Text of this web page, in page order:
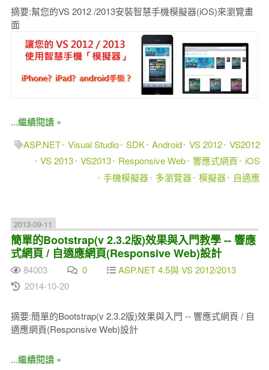
摘要:幫您的VS 2012 /2013安裝智慧手機模擬器(iOS)來瀏覽畫
面
...繼續閱讀 »
ASP.NET Visual Studio SDK Android VS 2012 VS2012
VS 2013 VS2013 Responsive Web 響應式網頁
iOS
手機模擬器
多瀏覽器 模擬器 自適應
2013-09-11
簡單的Bootstrap(v 2.3.2版)效果與入門教學 -- 響應
式網頁 / 自適應網頁(Responsive Web)設計
84003 0
ASP.NET 4.5與 VS 2012/2013
2014-10-20
摘要:簡單的Bootstrap(v 2.3.2版)效果與入門 -- 響應式網頁 / 自
適應網頁(Responsive Web)設計
...繼續閱讀 »